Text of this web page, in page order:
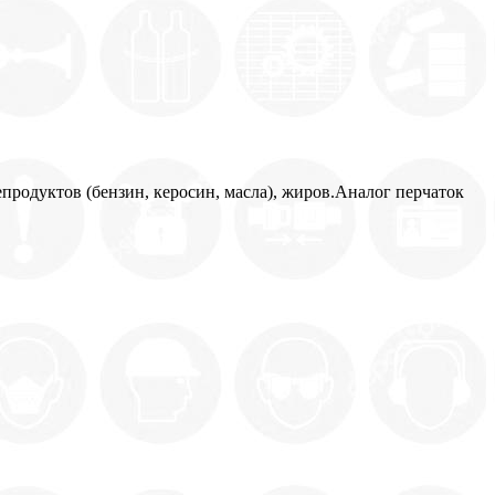
(бензин, керосин, масла), жиров.Аналог перчаток